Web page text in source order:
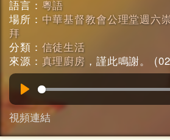
語言： 粵語
場所： 中華基督教會公理堂週六
拜
分類： 信徒生活
來源： 真理廚房 ，謹此鳴謝。
視頻連結